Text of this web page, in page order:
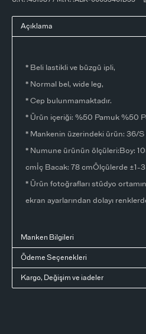
Açıklama
* Beli lastikli ve büzgü ipli,
* Normal bel, wide leg,
* Cep bulunmamaktadır.
* Ürün içeriği: %50 Pamuk %50
* Mankenin üzerindeki ürün: 36/S
* Numune ürünün ölçüleri:Boy:
cmİç Bacak: 78 cmÖlçülerde ±1-
* Ürün fotoğrafları stüdyo
ekran ayarlarından dolayı
Manken Bilgileri
Ödeme Seçenekleri
Kargo, Değişim ve iadeler